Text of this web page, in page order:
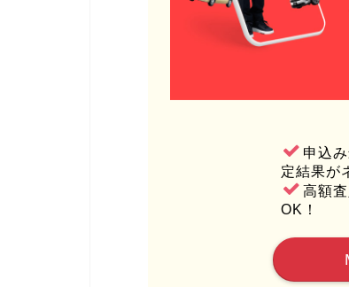
申込
定結果が
高額
OK！